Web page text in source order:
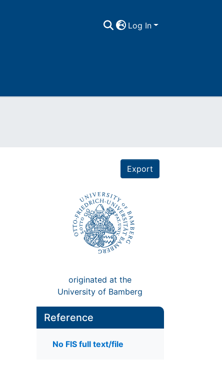
Log In
Export
originated at the
University of Bamberg
Reference
No FIS full text/file